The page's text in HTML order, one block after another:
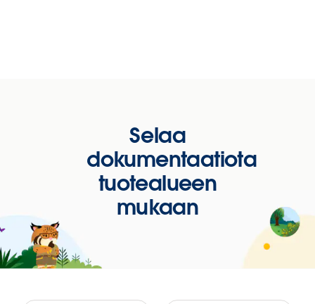
Selaa
dokumentaatiota
tuotealueen
mukaan